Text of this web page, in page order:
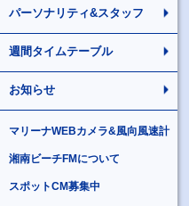
パーソナリティ&スタッフ
週間タイムテーブル
お知らせ
マリーナWEBカメラ&風向風速計
湘南ビーチFMについて
スポットCM募集中